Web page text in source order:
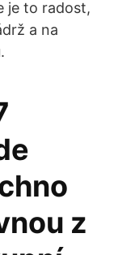
je to radost,
a na
z